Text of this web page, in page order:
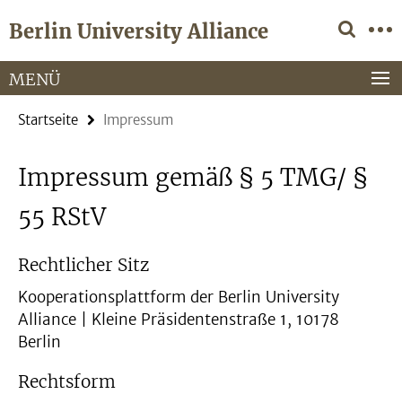
direkt
Inhalt
Berlin University Alliance
Service-
Navigation
MENÜ
Startseite Impressum
Impressum gemäß § 5 TMG/ §
55 RStV
Rechtlicher Sitz
Kooperationsplattform der Berlin University
Alliance | Kleine Präsidentenstraße 1, 10178
Berlin
Rechtsform